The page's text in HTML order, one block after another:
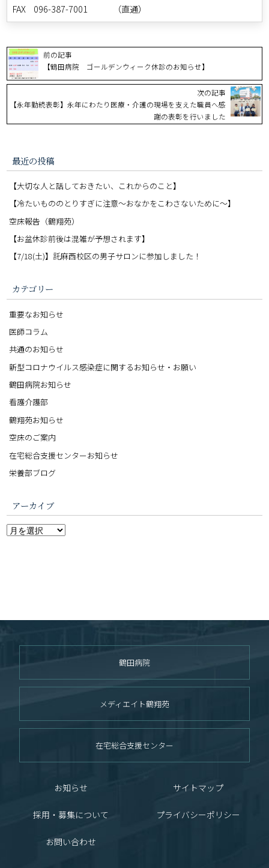
FAX
096-387-7001 （直通）
前の記事
【鶴田病院 ゴールデンウィーク休診のお知らせ】
次の記事
【永年勤続表彰】永年にわたり医療・介護の現場を支えた職員へ感
謝の表彰を行いました
最近の投稿
【大切な人と話しておきたい、これからのこと】
【冷たいもののとりすぎに注意〜おなかをこわさないために〜】
空床報告（鶴翔苑）
【お盆休診前後は混雑が予想されます】
【7/18(土)】託麻西校区の男子サロンに参加しました！
カテゴリー
重要なお知らせ
医師コラム
共通のお知らせ
新型コロナウイルス感染症に関するお知らせ・お願い
鶴田病院お知らせ
看護介護部
鶴翔苑お知らせ
空床のご案内
在宅総合支援センターお知らせ
栄養部ブログ
アーカイブ
鶴田病院
メディエイト鶴翔苑
在宅総合支援センター
お知らせ サイトマップ
採用・募集について プライバシーポリシー
お問い合わせ